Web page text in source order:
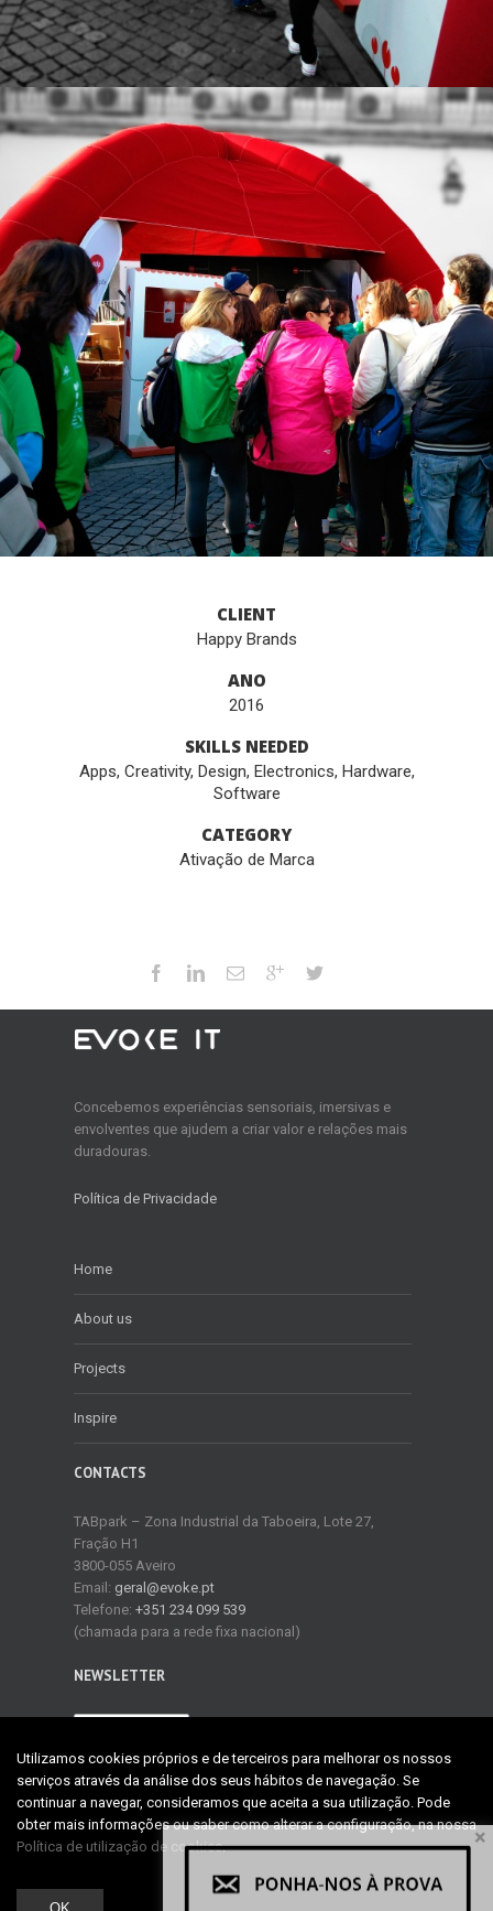
CLIENT
Happy Brands
ANO
2016
SKILLS NEEDED
Apps, Creativity, Design, Electronics, Hardware,
Software
CATEGORY
Ativação de Marca
Concebemos experiências sensoriais, imersivas e
envolventes que ajudem a criar valor e relações mais
duradouras.
Política de Privacidade
Home
About us
Projects
Inspire
CONTACTS
TABpark – Zona Industrial da Taboeira, Lote 27,
Fração H1
3800-055 Aveiro
Email: geral@evoke.pt
Telefone:+351 234 099 539
(chamada para a rede fixa nacional)
NEWSLETTER
×
Utilizamos cookies próprios e de terceiros para melhorar os nossos
serviços através da análise dos seus hábitos de navegação. Se
continuar a navegar, consideramos que aceita a sua utilização. Pode
obter mais informações ou saber como alterar a configuração, na nossa
Política de utilização de cookies.